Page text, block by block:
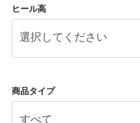
ヒール高
商品タイプ